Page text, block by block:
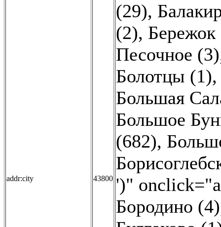
addr:city 43800
(29),
(2), Бережок
Песочное (3)
Болотцы (1)
Большая
Большое
(682),
')"
Бородино (4)